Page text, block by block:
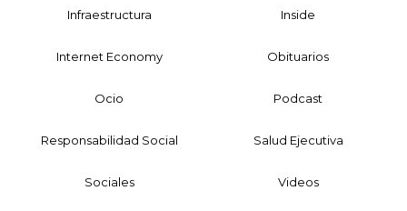
Infraestructura Inside
Internet Economy Obituarios
Ocio Podcast
Responsabilidad Social Salud Ejecutiva
Sociales Videos